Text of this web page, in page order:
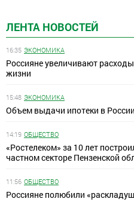
ЛЕНТА НОВОСТЕЙ
16:35 ЭКОНОМИКА
Россияне увеличивают
жизни
15:48 ЭКОНОМИКА
Объем выдачи ипотеки в
14:19 ОБЩЕСТВО
«Ростелеком» за 10 лет
частном секторе Пензенской
11:56 ОБЩЕСТВО
Россияне полюбили